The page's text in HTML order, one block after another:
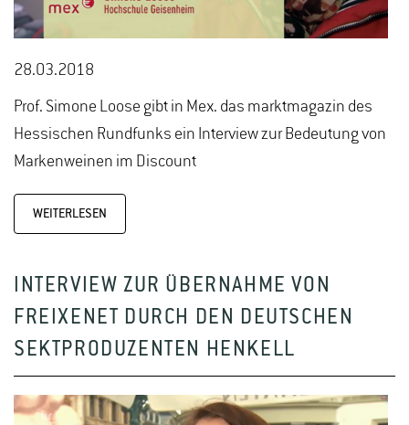
28.03.2018
Prof. Simone Loose gibt in Mex. das marktmagazin des
Hessischen Rundfunks ein Interview zur Bedeutung von
Markenweinen im Discount
WEITERLESEN
INTERVIEW ZUR ÜBERNAHME VON
FREIXENET DURCH DEN DEUTSCHEN
SEKTPRODUZENTEN HENKELL